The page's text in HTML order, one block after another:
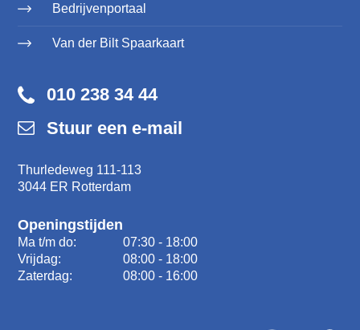
Bedrijvenportaal
Van der Bilt Spaarkaart
010 238 34 44
Stuur een e-mail
Thurledeweg 111-113
3044 ER Rotterdam
Openingstijden
Ma t/m do:
07:30 - 18:00
Vrijdag:
08:00 - 18:00
Zaterdag:
08:00 - 16:00